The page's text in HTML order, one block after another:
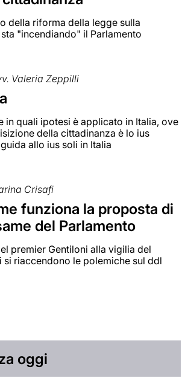
della riforma della legge sulla
"incendiando" il Parlamento
Valeria Zeppilli
in quali ipotesi è applicato in Italia, ove
della cittadinanza è lo ius
allo ius soli in Italia
Crisafi
funziona la proposta di
del Parlamento
premier Gentiloni alla vigilia del
si riaccendono le polemiche sul ddl
oggi